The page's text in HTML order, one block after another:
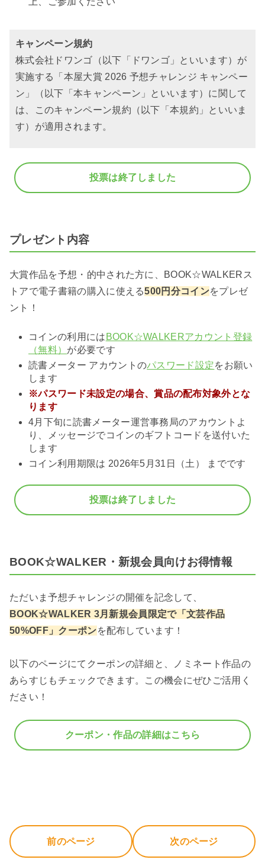
キャンペーン規約
株式会社ドワンゴ（以下「ドワンゴ」といいます）が
実施する「本屋大賞 2026 予想チャレンジ キャンペー
ン」（以下「本キャンペーン」といいます）に関して
は、このキャンペーン規約（以下「本規約」といいま
す）が適用されます。
本キャンペーンは、上記記載の期間および条件等
に該当するユーザーが対象になります。
本キャンペーンに関して、本規約の他、「読書メ
いる利用規約等を含みます）に違反した場合、不
正なご利用その他ドワンゴにて不適格であると認
象から除外し、または、プレゼントを事後的に取
り消すことがございます。
い。
サービス利用およびご応募に際してのインターネ
ット接続料はユーザーのご負担になります。
本キャンペーンの結果によりプレゼントの提供対
象となるユーザーへのご連絡およびプレゼントの
提供は、読書メーターのメッセージにて、
ーター運営事務局の公式アカウントより送付いた
します。
ドワンゴの都合により本キャンペーンおよびプレ
ゼントの内容または期間が予告なく変更（中止を
す。なお、ドワンゴが責任を負う場合であって
も、ドワンゴに故意または重過失がある場合を除
ザーに現実に生じた直接かつ通常の損害に限ら
れ、ユーザーの特別損害、間接損害、逸失利益お
よびこれらに類する損害については、ドワンゴは
一切責任を負わないものとします。
間限定コイン）のコード（以下「コインコード」
といいます）を取得した場合、BOOK☆WALKER
ストアにおいてドワンゴ指定の期限内および方法
ます。期限を経過した場合、当該コインコードは
失効し、BOOK☆WALKER コイン（期間限定コ
投票は終了しました
プレゼント内容
大賞作品を予想・的中された方に、BOOK☆WALKERス
トアで電子書籍の購入に使える500円分コインをプレゼ
ント！
コインの利用には BOOK☆WALKERアカウント登録
（無料） が必要です
読書メーター アカウントのパスワード設定をお願い
します
※パスワード未設定の場合、 賞品の配布対象外とな
ります
4月下旬に読書メーター運営事務局のアカウントよ
り、メッセージでコインのギフトコードを送付いた
します
コイン利用期限は 2026年5月31日（土） までです
投票は終了しました
BOOK☆WALKER・新規会員向けお得情報
ただいま予想チャレンジの開催を記念して、
BOOK☆WALKER 3月新規会員限定で「文芸作品
50%OFF」クーポンを配布しています！
以下のページにてクーポンの詳細と、ノミネート作品の
あらすじもチェックできます。この機会にぜひご活用く
ださい！
クーポン・作品の詳細はこちら
前のページ 次のページ